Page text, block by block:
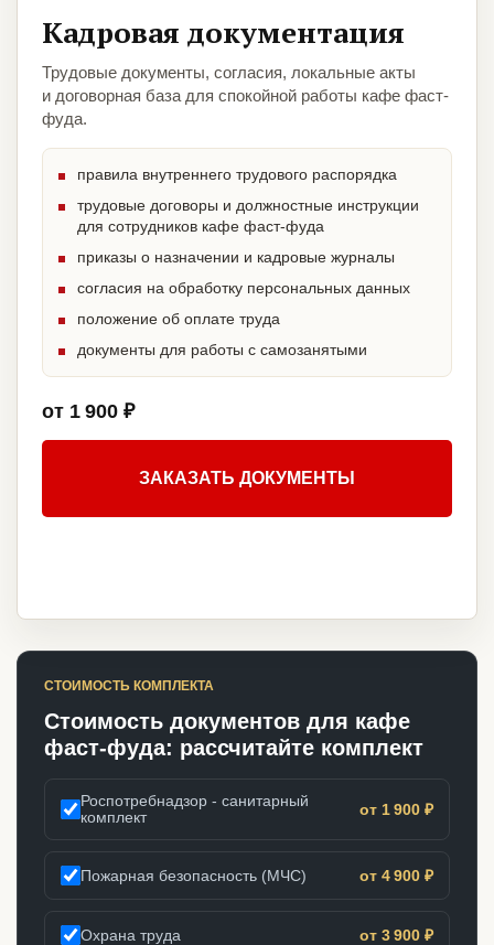
Кадровая документация
Трудовые документы, согласия, локальные акты
и договорная база для спокойной работы кафе фаст-
фуда.
правила внутреннего трудового распорядка
трудовые договоры и должностные инструкции
для сотрудников кафе фаст-фуда
приказы о назначении и кадровые журналы
согласия на обработку персональных данных
положение об оплате труда
документы для работы с самозанятыми
от 1 900 ₽
ЗАКАЗАТЬ ДОКУМЕНТЫ
СТОИМОСТЬ КОМПЛЕКТА
Стоимость документов для кафе
фаст-фуда: рассчитайте комплект
Роспотребнадзор - санитарный
комплект
от 1 900 ₽
Пожарная безопасность (МЧС) от 4 900 ₽
Охрана труда от 3 900 ₽